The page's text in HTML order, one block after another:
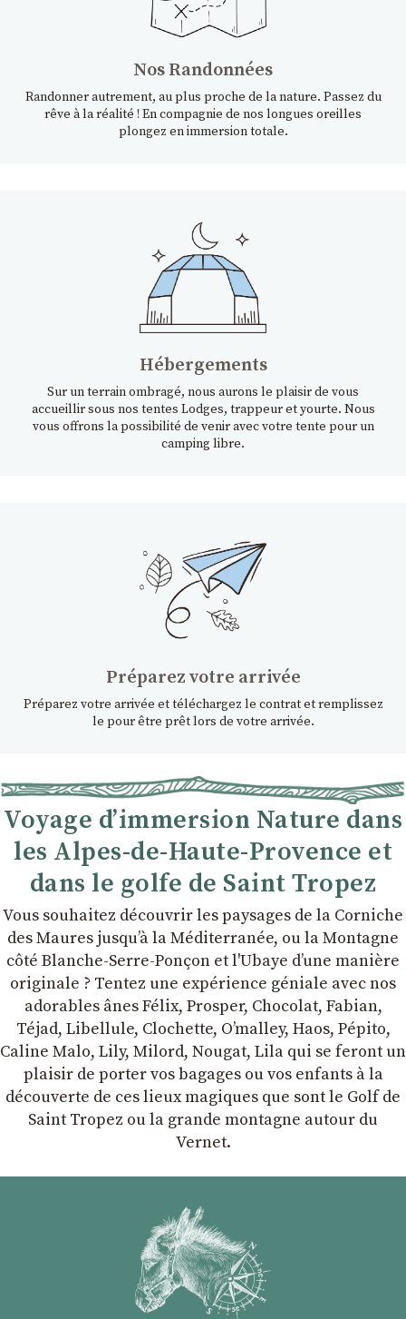
Nos Randonnées
Randonner autrement, au plus proche de la nature. Passez du
rêve à la réalité ! En compagnie de nos longues oreilles
plongez en immersion totale.
Hébergements
Sur un terrain ombragé, nous aurons le plaisir de vous
accueillir sous nos tentes Lodges, trappeur et yourte. Nous
vous offrons la possibilité de venir avec votre tente pour un
camping libre.
Préparez votre arrivée
Préparez votre arrivée et téléchargez le contrat et remplissez
le pour être prêt lors de votre arrivée.
Voyage d’immersion Nature dans
les Alpes-de-Haute-Provence et
dans le golfe de Saint Tropez
Vous souhaitez découvrir les paysages de la Corniche
des Maures jusqu’à la Méditerranée, ou la Montagne
côté Blanche-Serre-Ponçon et l'Ubaye dʼune manière
originale ? Tentez une expérience géniale avec nos
adorables ânes Félix, Prosper, Chocolat, Fabian,
Téjad, Libellule, Clochette, Oʼmalley, Haos, Pépito,
Caline Malo, Lily, Milord, Nougat, Lila qui se feront un
plaisir de porter vos bagages ou vos enfants à la
découverte de ces lieux magiques que sont le Golf de
Saint Tropez ou la grande montagne autour du
Vernet.